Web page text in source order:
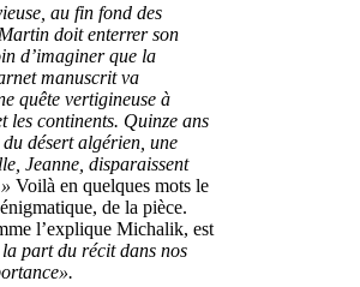
au fin fond des
doit enterrer son
d’imaginer que la
manuscrit va
quête vertigineuse à
les continents. Quinze ans
désert algérien, une
Jeanne, disparaissent
Voilà en quelques mots le
de la pièce.
l’explique Michalik, est
part du récit dans nos